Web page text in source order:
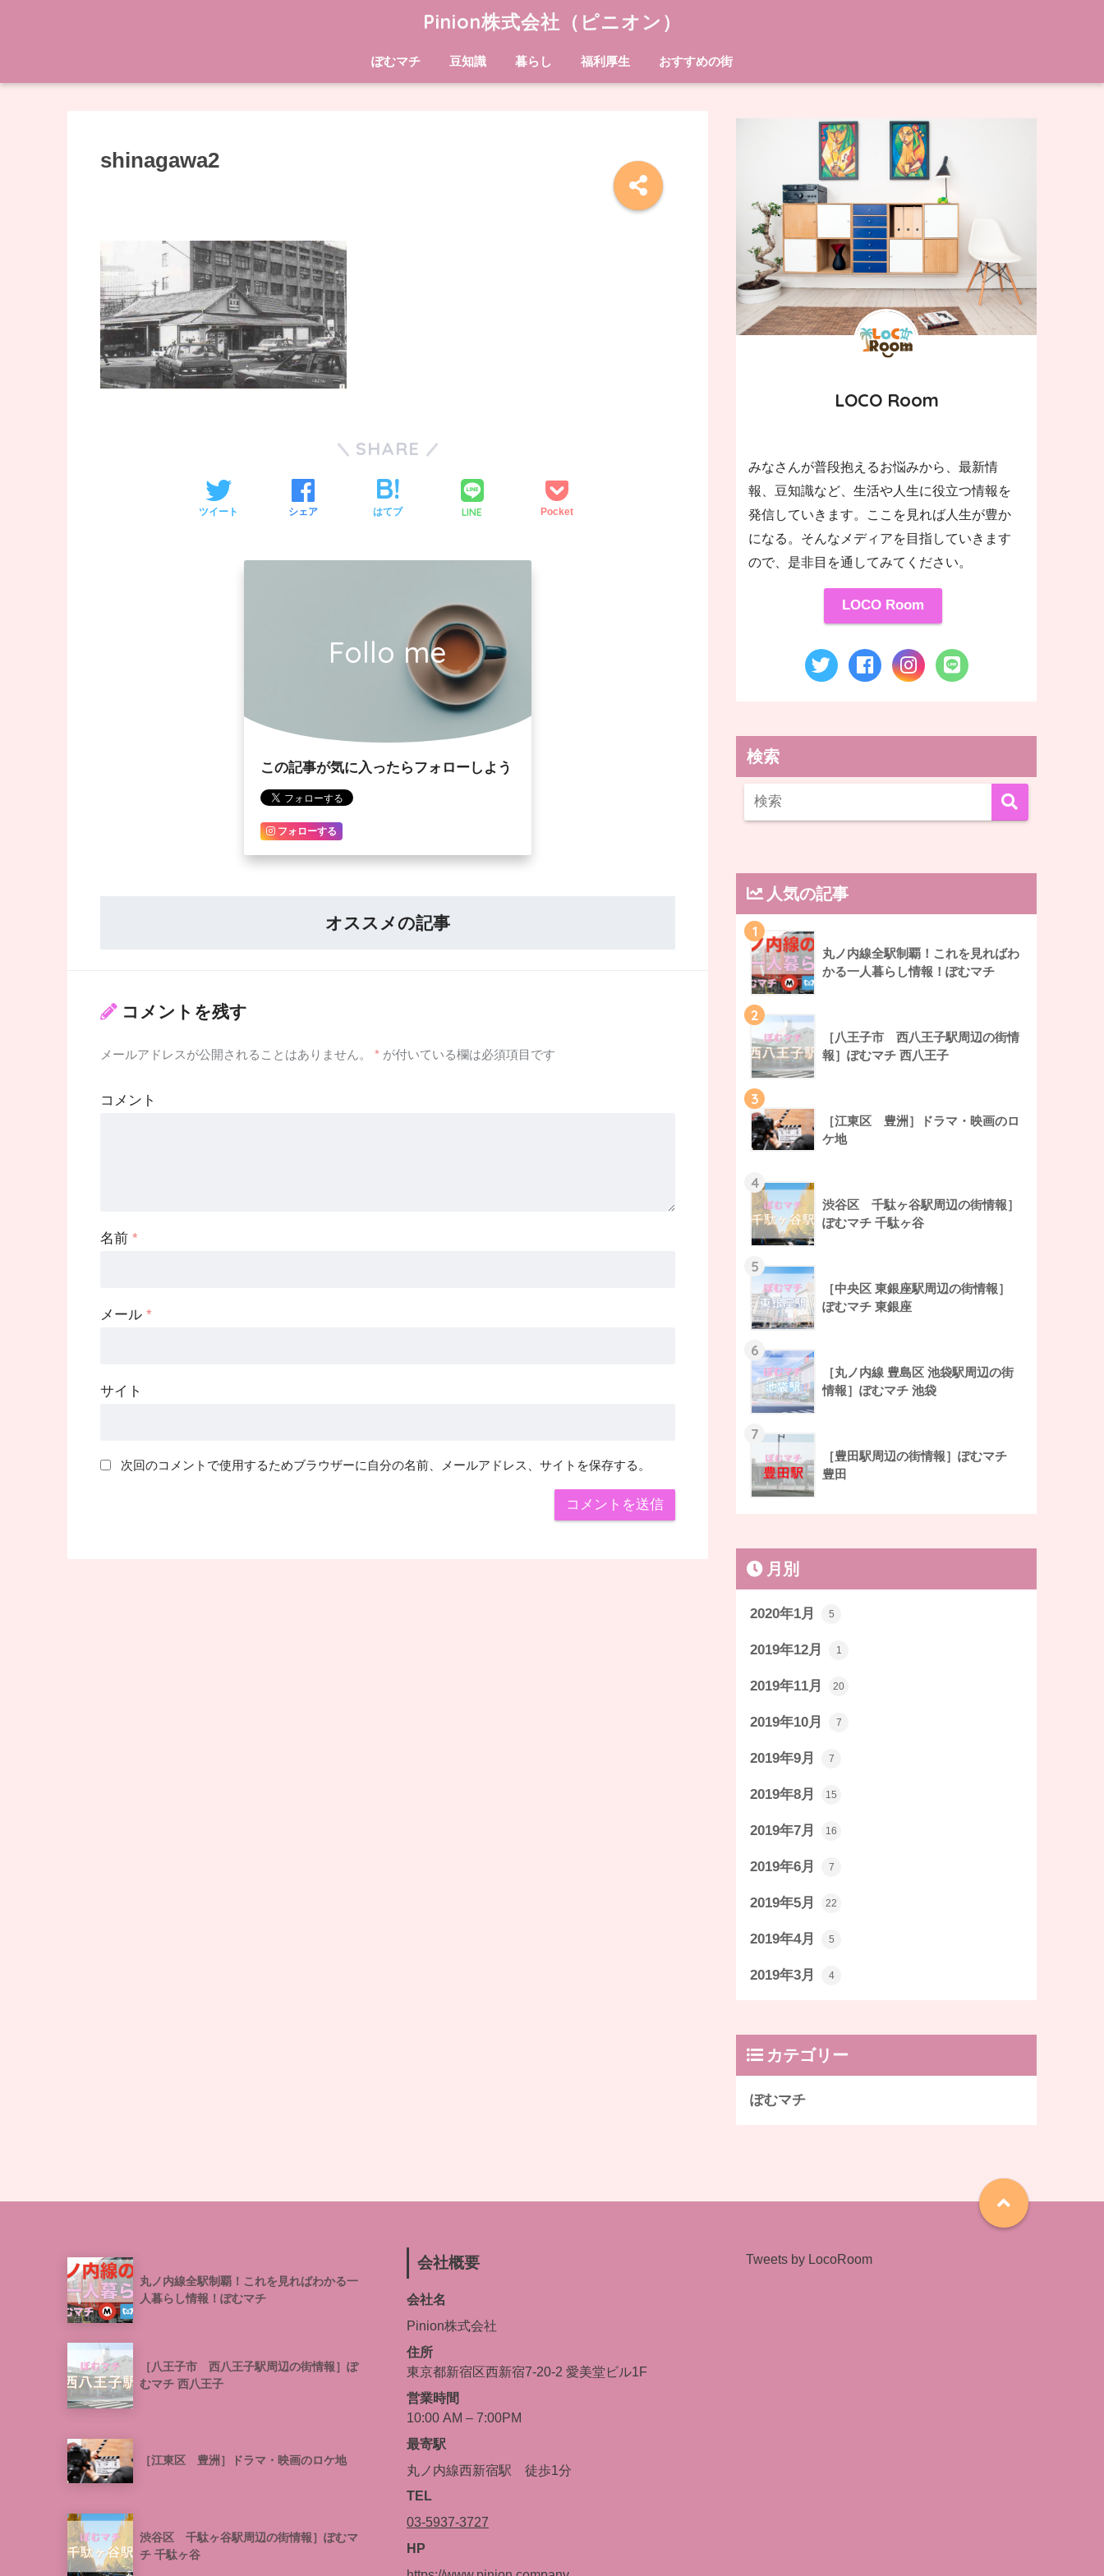
Pinion株式会社（ピニオン）
ぽむマチ 豆知識 暮らし 福利厚生 おすすめの街
shinagawa2
SHARE
ツイート シェア はてブ LINE Pocket
Follo me
この記事が気に入ったらフォローしよう
フォローする
オススメの記事
コメントを残す
メールアドレスが公開されることはありません。 * が付いている欄は必須項目です
コメント
名前 *
メール *
サイト
次回のコメントで使用するためブラウザーに自分の名前、メールアドレス、サイトを保存する。
LOCO Room
みなさんが普段抱えるお悩みから、最新情
報、豆知識など、生活や人生に役立つ情報を
発信していきます。ここを見れば人生が豊か
になる。そんなメディアを目指していきます
ので、是非目を通してみてください。
LOCO Room
検索
人気の記事
1
丸ノ内線全駅制覇！これを見ればわ
かる一人暮らし情報！ぽむマチ
2
［八王子市 西八王子駅周辺の街情
報］ぽむマチ 西八王子
3
［江東区 豊洲］ドラマ・映画のロ
ケ地
4
渋谷区 千駄ヶ谷駅周辺の街情報］
ぽむマチ 千駄ヶ谷
5
［中央区 東銀座駅周辺の街情報］
ぽむマチ 東銀座
6
［丸ノ内線 豊島区 池袋駅周辺の街
情報］ぽむマチ 池袋
7
［豊田駅周辺の街情報］ぽむマチ
豊田
月別
2020年1月 5
2019年12月 1
2019年11月 20
2019年10月 7
2019年9月 7
2019年8月 15
2019年7月 16
2019年6月 7
2019年5月 22
2019年4月 5
2019年3月 4
カテゴリー
ぽむマチ
丸ノ内線全駅制覇！これを見ればわかる一
人暮らし情報！ぽむマチ
［八王子市 西八王子駅周辺の街情報］ぽ
むマチ 西八王子
［江東区 豊洲］ドラマ・映画のロケ地
渋谷区 千駄ヶ谷駅周辺の街情報］ぽむマ
チ 千駄ヶ谷
会社概要
会社名
Pinion株式会社
住所
東京都新宿区西新宿7-20-2 愛美堂ビル1F
営業時間
10:00 AM – 7:00PM
最寄駅
丸ノ内線西新宿駅 徒歩1分
TEL
03-5937-3727
HP
Tweets by LocoRoom